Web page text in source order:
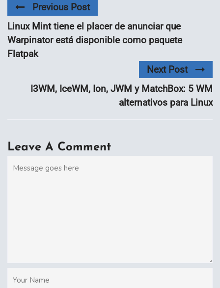
Previous Post
Linux Mint tiene el placer de anunciar que
Warpinator está disponible como paquete
Flatpak
Next Post
I3WM, IceWM, Ion, JWM y MatchBox: 5 WM
alternativos para Linux
Leave A Comment